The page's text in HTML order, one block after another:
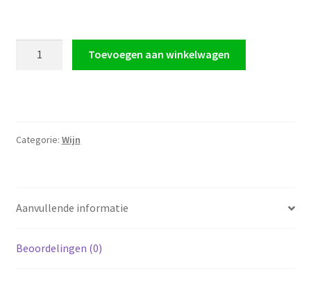
Galilee
per
Alleen
Toevoegen aan winkelwagen
Categorie: Wijn
Aanvullende informatie
Beoordelingen (0)